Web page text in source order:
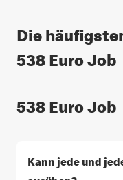
Die
538 Euro Job
538 Euro Job
Kann jede und